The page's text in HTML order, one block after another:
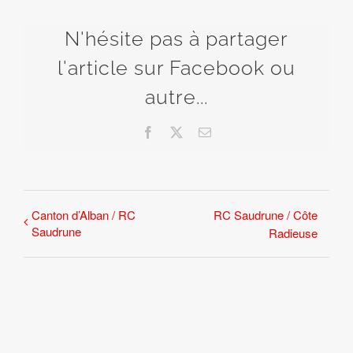
N'hésite pas à partager
l'article sur Facebook ou
autre...
Facebook Email
Canton d’Alban / RC
Saudrune
RC Saudrune / Côte
Radieuse